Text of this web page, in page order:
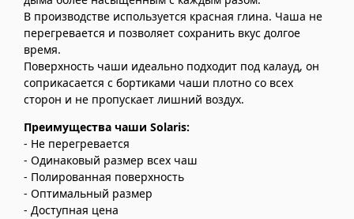
В производстве используется красная глина. Чаша не
перегревается и позволяет сохранить вкус долгое
время.
Поверхность чаши идеально подходит под калауд, он
соприкасается с бортиками чаши плотно со всех
сторон и не пропускает лишний воздух.
Преимущества чаши Solaris:
- Не перегревается
- Одинаковый размер всех чаш
- Полированная поверхность
- Оптимальный размер
- Доступная цена